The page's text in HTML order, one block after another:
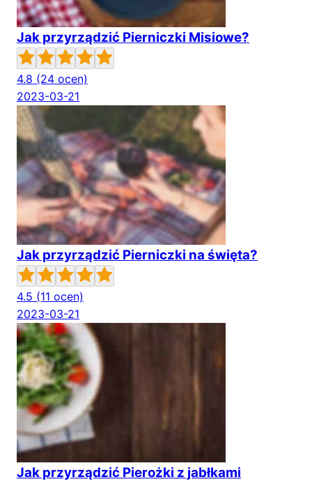
Jak przyrządzić Pierniczki Misiowe?
4.8 (24 ocen)
2023-03-21
Jak przyrządzić Pierniczki na święta?
4.5 (11 ocen)
2023-03-21
Jak przyrządzić Pierożki z jabłkami